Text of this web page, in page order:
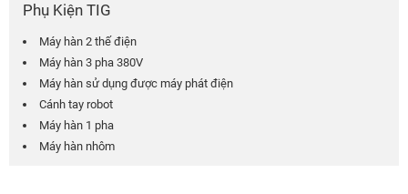
Phụ Kiện TIG
Máy hàn 2 thế điện
Máy hàn 3 pha 380V
Máy hàn sử dụng được máy phát điện
Cánh tay robot
Máy hàn 1 pha
Máy hàn nhôm
* Chọn Phụ Kiện Chính Hãng Chất Lượng Tốt Có Những